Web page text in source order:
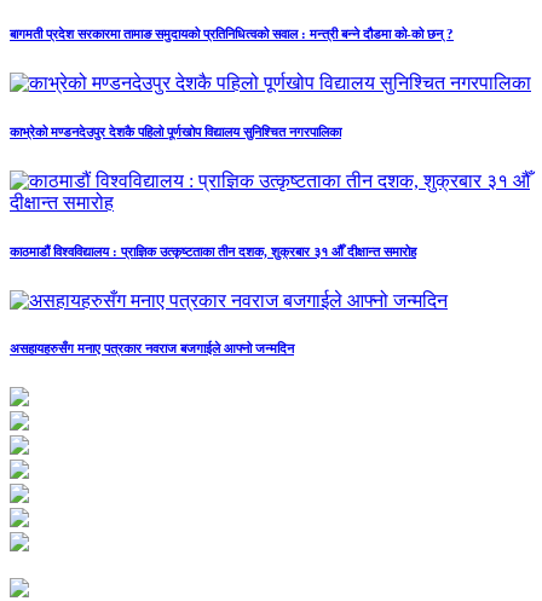
बागमती प्रदेश सरकारमा तामाङ समुदायको प्रतिनिधित्वको सवाल : मन्त्री बन्ने दौडमा को‐को छन् ?
काभ्रेको मण्डनदेउपुर देशकै पहिलो पूर्णखोप विद्यालय सुनिश्चित नगरपालिका
काठमाडौं विश्वविद्यालय : प्राज्ञिक उत्कृष्टताका तीन दशक, शुक्रबार ३१ औँ दीक्षान्त समारोह
असहायहरुसँग मनाए पत्रकार नवराज बजगाईले आफ्नो जन्मदिन